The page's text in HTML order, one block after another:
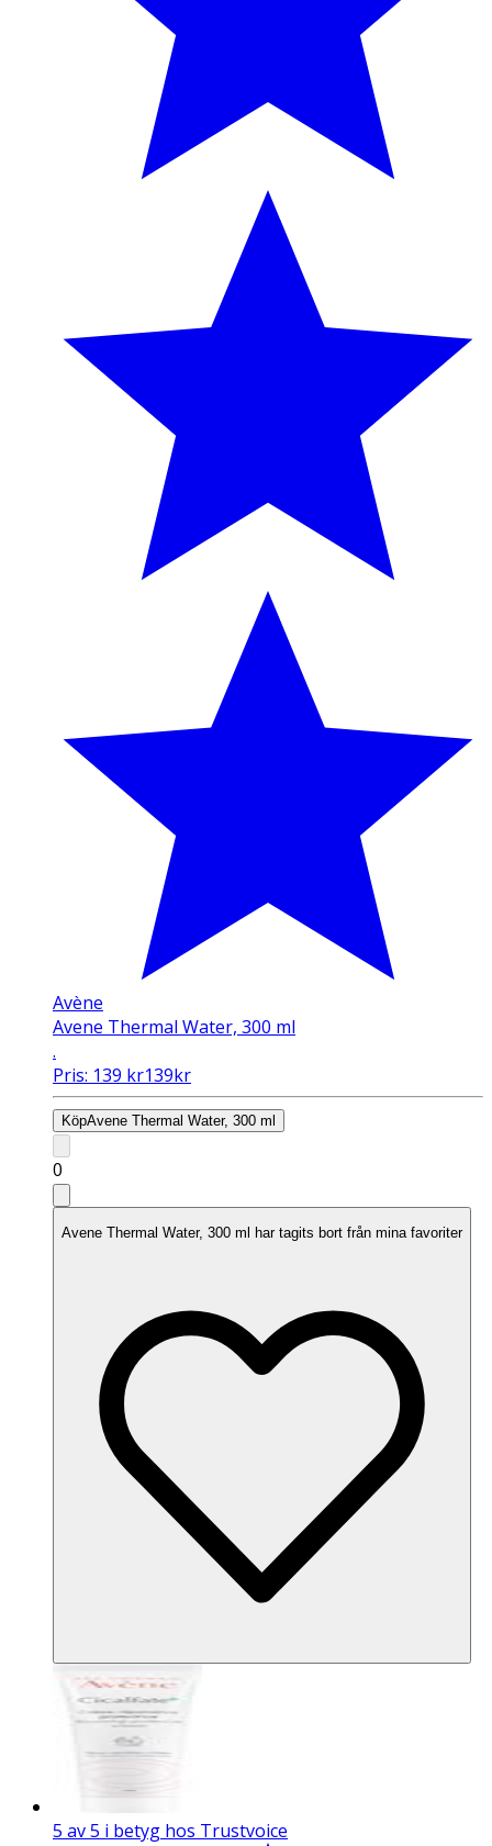
Avène
Avene Thermal Water, 300 ml
.
Pris: 139 kr139kr
KöpAvene Thermal Water, 300 ml
0
Avene Thermal Water, 300 ml har tagits bort från mina favoriter
5 av 5 i betyg hos Trustvoice